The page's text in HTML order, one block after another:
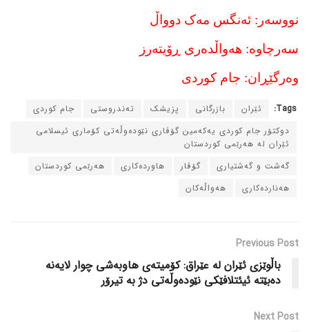
نووسه‌ر: ئه‌نگس مه‌ک دوواڵ
سه‌رچاوه‌: هه‌واڵده‌ری ڕۆیته‌رز
وه‌رگێڕان: جام کوردی
Tags: ئێران بازرگانی پزیشک ته‌ندروستی
جام کوردی
دوکتۆر جام کوردی یه‌که‌مین گۆڤاری نێوده‌وڵه‌تی کۆماری ئیسلامی
ئێران له‌ هه‌رێمی کوردستان
گه‌شت و گه‌شتیاری
گۆڤار هاورده‌کاری
هه‌رێمی کوردستان
هه‌نارده‌کاری
هه‌واڵه‌کان
Previous Post
باڵوێزی ئێران له‌ عێراق: کۆمیته‌ی هاوبه‌شی چوار لایه‌نه‌
ده‌بێته‌ ئیئتلافێکی نێوده‌وڵه‌تی دژ به‌ تیرۆر
Next Post